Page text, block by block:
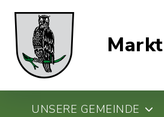
UNSERE GEMEINDE